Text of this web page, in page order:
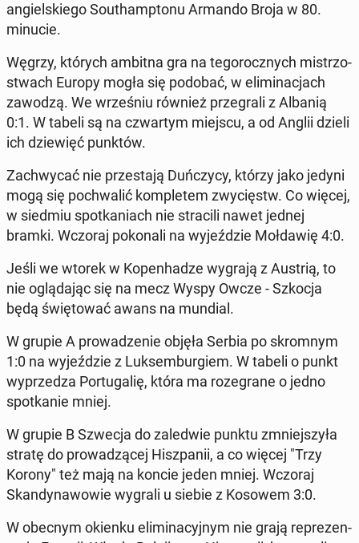
an­giel­skie­go So­uthamp­to­nu Armando Broja w 80.
minucie.
Węgrzy, których ambitna gra na te­go­rocz­nych mi­strzo­
stwach Europy mogła się podobać, w eli­mi­na­cjach
zawodzą. We wrze­śniu również prze­gra­li z Albanią
0:1. W tabeli są na czwar­tym miejscu, a od Anglii dzieli
ich dzie­więć punktów.
Za­chwy­cać nie prze­sta­ją Duń­czy­cy, którzy jako jedyni
mogą się po­chwa­lić kom­ple­tem zwy­cięstw. Co więcej,
w siedmiu spo­tka­niach nie stra­ci­li nawet jednej
bramki. Wczoraj po­ko­na­li na wy­jeź­dzie Moł­da­wię 4:0.
Jeśli we wtorek w Ko­pen­ha­dze wygrają z Austrią, to
nie oglą­da­jąc się na mecz Wyspy Owcze - Szkocja
będą świę­to­wać awans na mundial.
W grupie A pro­wa­dze­nie objęła Serbia po skrom­nym
1:0 na wy­jeź­dzie z Luk­sem­bur­giem. W tabeli o punkt
wy­prze­dza Por­tu­ga­lię, która ma ro­ze­gra­ne o jedno
spo­tka­nie mniej.
W grupie B Szwecja do za­le­d­wie punktu zmniej­szy­ła
stratę do pro­wa­dzą­cej Hisz­pa­nii, a co więcej "Trzy
Korony" też mają na koncie jeden mniej. Wczoraj
Skan­dy­na­wo­wie wygrali u siebie z Kosowem 3:0.
W obecnym okienku eli­mi­na­cyj­nym nie grają re­pre­zen­